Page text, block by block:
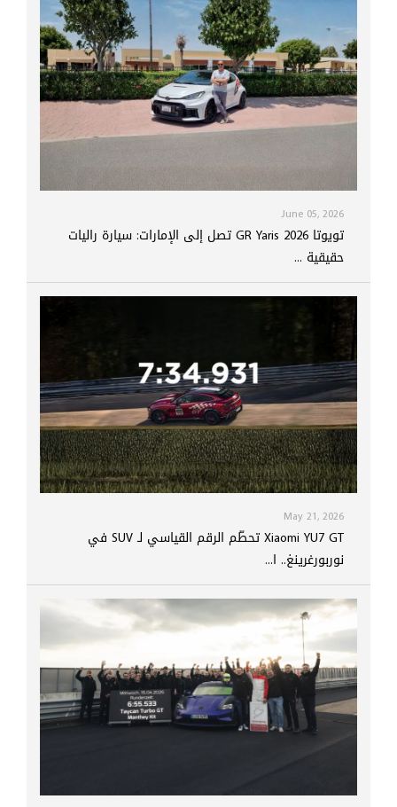
June 05, 2026
تويوتا GR Yaris 2026 تصل إلى الإمارات: سيارة راليات
حقيقية ...
May 21, 2026
Xiaomi YU7 GT تحطّم الرقم القياسي لـ SUV في
نوربورغرينغ.. ا...